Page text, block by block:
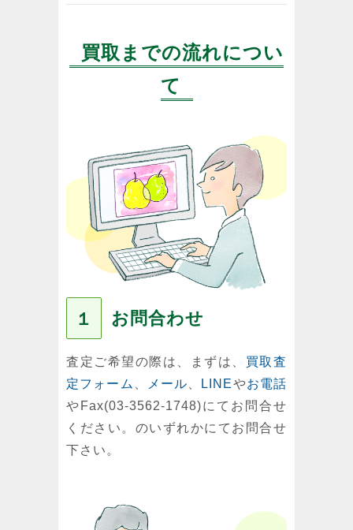
買取までの流れについ
て
１ お問合わせ
査定ご希望の際は、まずは、 買取査
定フォーム
メール LINEやお電話
やFax(03-3562-1748)にてお問合せ
ください。のいずれかにてお問合せ
下さい。